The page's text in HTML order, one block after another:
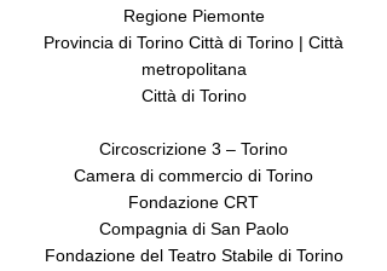
Regione Piemonte
Provincia di Torino Città di Torino | Città
metropolitana
Città di Torino
Circoscrizione 3 – Torino
Camera di commercio di Torino
Fondazione CRT
Compagnia di San Paolo
Fondazione del Teatro Stabile di Torino